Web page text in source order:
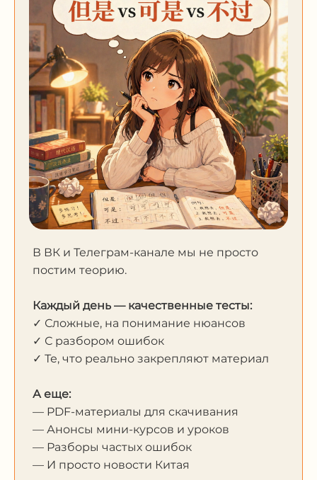
В ВК и Телеграм-канале мы не просто
постим теорию.
Каждый день — качественные тесты:
✓ Сложные, на понимание нюансов
✓ С разбором ошибок
✓ Те, что реально закрепляют материал
А еще:
— PDF-материалы для скачивания
— Анонсы мини-курсов и уроков
— Разборы частых ошибок
— И просто новости Китая